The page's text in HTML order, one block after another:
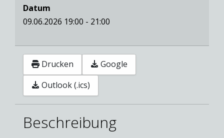
Datum
09.06.2026 19:00 - 21:00
Drucken
Google
Outlook (.ics)
Beschreibung